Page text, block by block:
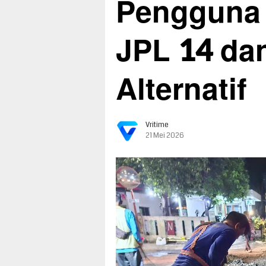
JPL 14
Alternatif
Vritime
21 Mei 2026